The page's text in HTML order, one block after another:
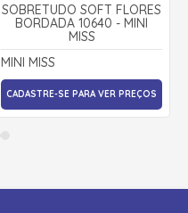
SOBRETUDO SOFT FLORES
BORDADA 10640 - MINI
MISS
MINI MISS
CADASTRE-SE PARA VER PREÇOS